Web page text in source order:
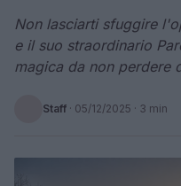
Non lasciarti sfuggire
e il suo straordinario
magica da non perdere
Staff · 05/12/2025 · 3 min